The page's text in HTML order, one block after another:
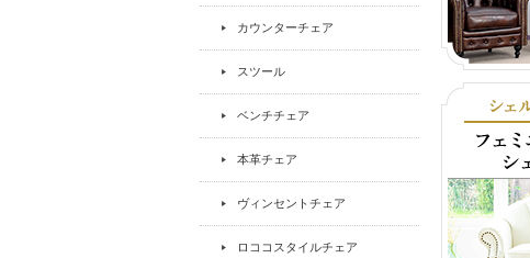
カウンターチェア
スツール
ベンチチェア
本革チェア
ヴィンセントチェア
ロココスタイルチェア